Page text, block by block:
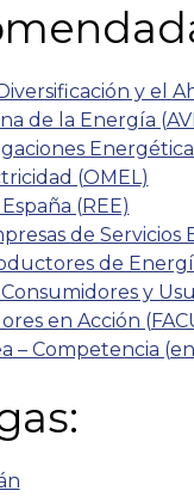
y el
de la Energía
(OMEL)
(REE)
de Servicios
de
y
en Acción
– Competencia